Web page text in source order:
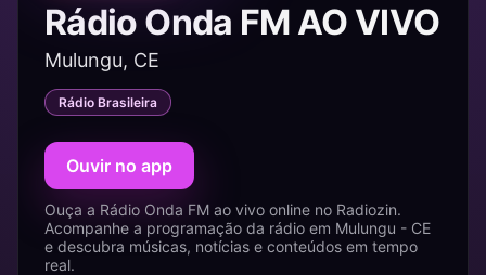
Rádio Onda FM AO VIVO
Mulungu, CE
Rádio Brasileira
Ouvir no app
Ouça a Rádio Onda FM ao vivo online no Radiozin.
Acompanhe a programação da rádio em Mulungu - CE
e descubra músicas, notícias e conteúdos em tempo
real.